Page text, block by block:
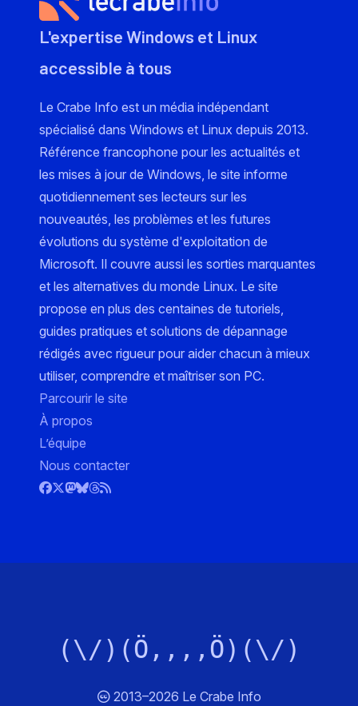
L'expertise Windows et Linux
accessible à tous
Le Crabe Info est un média indépendant
spécialisé dans Windows et Linux depuis 2013.
Référence francophone pour les actualités et
les mises à jour de Windows, le site informe
quotidiennement ses lecteurs sur les
nouveautés, les problèmes et les futures
évolutions du système d'exploitation de
Microsoft. Il couvre aussi les sorties marquantes
et les alternatives du monde Linux. Le site
propose en plus des centaines de tutoriels,
guides pratiques et solutions de dépannage
rédigés avec rigueur pour aider chacun à mieux
utiliser, comprendre et maîtriser son PC.
Parcourir le site
À propos
L’équipe
Nous contacter
(\/)(Ö,,,,Ö)(\/)
2013–2026 Le Crabe Info